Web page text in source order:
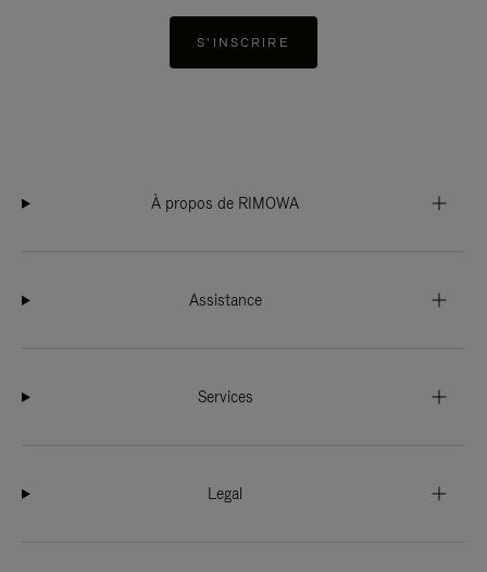
S'INSCRIRE
À propos de RIMOWA
Assistance
Services
Legal